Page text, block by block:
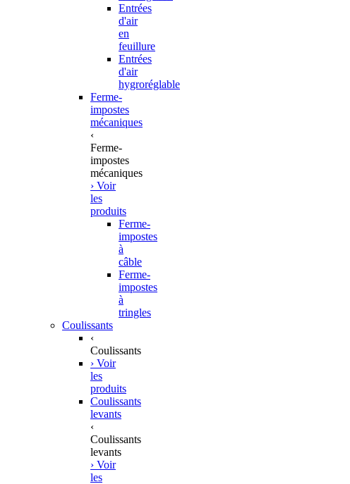
Entrées
d'air
en
feuillure
Entrées
d'air
hygroréglable
Ferme-
impostes
mécaniques
‹
Ferme-
impostes
mécaniques
› Voir
les
produits
Ferme-
impostes
à
câble
Ferme-
impostes
à
tringles
Coulissants
‹
Coulissants
› Voir
les
produits
Coulissants
levants
‹
Coulissants
levants
› Voir
les